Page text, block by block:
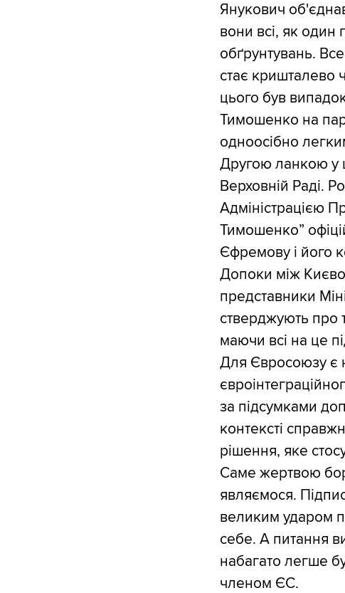
Янукович
вони всі, як один
обґрунтувань.
стає кришталево
цього був
Тимошенко на
одноосібно
Другою ланкою у
Верховній Раді.
Адміністрацією
Тимошенко”
Єфремову і його
Допоки між
представники
стверджують про
маючи всі на це
Для Євросоюзу є
за підсумками
контексті
рішення, яке
Саме жертвою
являємося.
великим ударом
себе. А питання
набагато легше
членом ЄС.